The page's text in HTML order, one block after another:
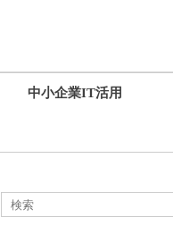
中小企業IT活用